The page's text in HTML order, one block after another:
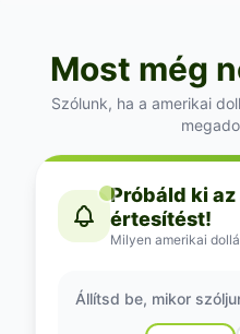
Most még
Szólunk, ha a amerikai
Próbáld ki
értesítést!
Milyen amerikai
Állítsd be, mikor